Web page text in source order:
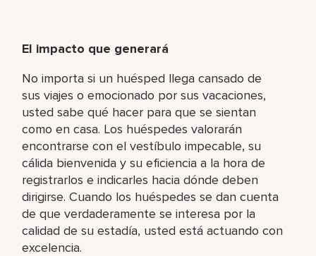
El impacto que generará
No importa si un huésped llega cansado de
sus viajes o emocionado por sus vacaciones,
usted sabe qué hacer para que se sientan
como en casa. Los huéspedes valorarán
encontrarse con el vestíbulo impecable, su
cálida bienvenida y su eficiencia a la hora de
registrarlos e indicarles hacia dónde deben
dirigirse. Cuando los huéspedes se dan cuenta
de que verdaderamente se interesa por la
calidad de su estadía, usted está actuando con
excelencia.